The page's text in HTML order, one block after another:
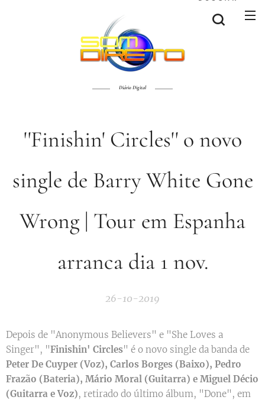
Diário Digital
''Finishin' Circles'' o novo
single de Barry White Gone
Wrong | Tour em Espanha
arranca dia 1 nov.
26-10-2019
Depois de "Anonymous Believers" e "She Loves a
Singer", "Finishin' Circles" é o novo single da banda de
Peter De Cuyper (Voz), Carlos Borges (Baixo), Pedro
Frazão (Bateria), Mário Moral (Guitarra) e Miguel Décio
(Guitarra e Voz), retirado do último álbum, "Done", em